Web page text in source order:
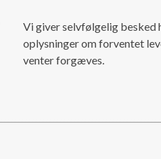
Vi giver selvfølgelig besked
oplysninger om forventet
venter forgæves.